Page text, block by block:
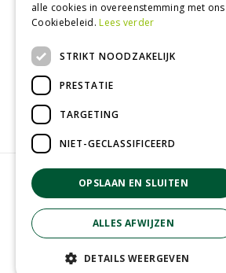
Tuincentrum
Tuinplanten
© GroenRijk Zevenaar
Green Solutions
Privacy policy
Tuincentrum overzicht
Algemene voorwaarden
alle cookies in overeenstemming met ons
Cookiebeleid.Lees verder
STRIKT NOODZAKELIJK
PRESTATIE
TARGETING
NIET-GECLASSIFICEERD
OPSLAAN EN SLUITEN
ALLES AFWIJZEN
DETAILS WEERGEVEN